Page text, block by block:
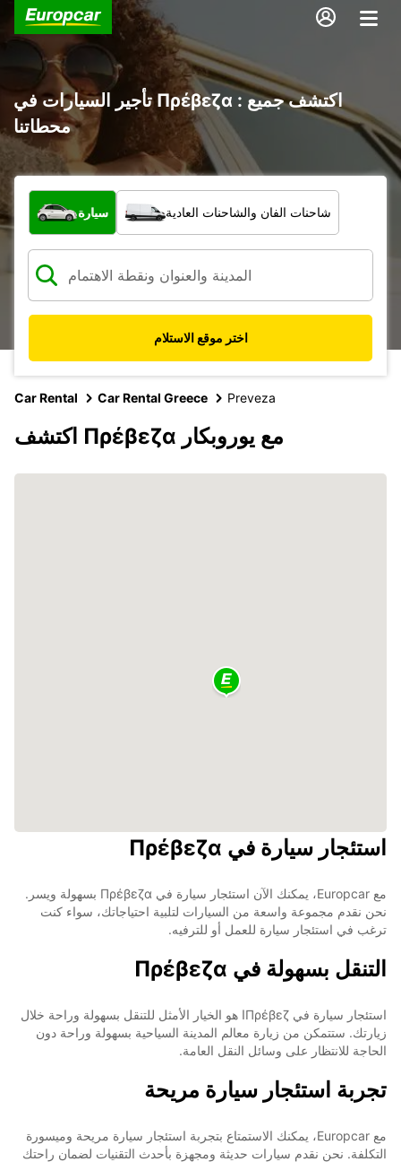
تأجير السيارات في Πρέβεζα : اكتشف جميع
محطاتنا
ما نوع المركبة؟
سيارة شاحنات الفان والشاحنات العادية
اختر موقع الاستلام
Car Rental Car Rental Greece Preveza
اكتشف Πρέβεζα مع يوروبكار
استئجار سيارة في Πρέβεζα
مع Europcar، يمكنك الآن استئجار سيارة في Πρέβεζα بسهولة ويسر.
نحن نقدم مجموعة واسعة من السيارات لتلبية احتياجاتك، سواء كنت
ترغب في استئجار سيارة للعمل أو للترفيه.
التنقل بسهولة في Πρέβεζα
استئجار سيارة في Πρέβεζا هو الخيار الأمثل للتنقل بسهولة وراحة خلال
زيارتك. ستتمكن من زيارة معالم المدينة السياحية بسهولة وراحة دون
الحاجة للانتظار على وسائل النقل العامة.
تجربة استئجار سيارة مريحة
مع Europcar، يمكنك الاستمتاع بتجربة استئجار سيارة مريحة وميسورة
التكلفة. نحن نقدم سيارات حديثة ومجهزة بأحدث التقنيات لضمان راحتك